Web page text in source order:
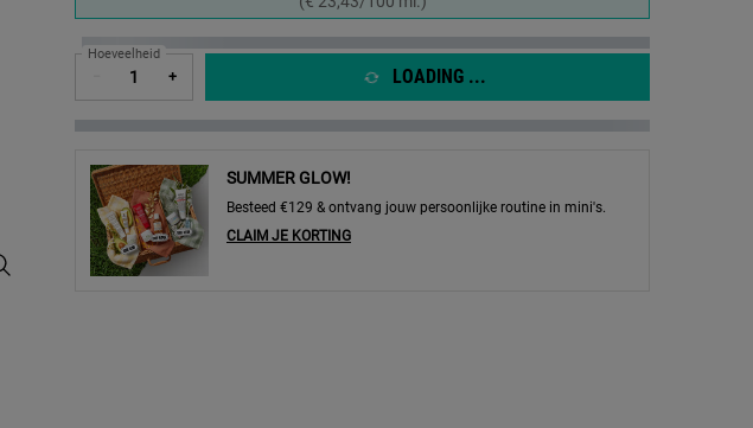
Crème de Corps Nourishing Dry Body Oil - Afbeelding inzoomen
Hoeveelheid
+ LOADING ...
SUMMER GLOW!
Besteed €129 & ontvang jouw persoonlijke routine in mini's.
CLAIM JE KORTING